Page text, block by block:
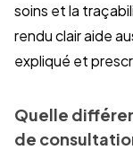
soins et la
rendu clair aide
expliqué et
Quelle
de